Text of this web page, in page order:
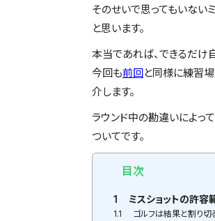
そのせいで思ってもいない
と思います。
本当であれば、できるだけ
今回も前回と同様に練習
介します。
ラウンド中の勘違いによっ
ついてです。
目次
1 ミスショットの許容
1.1
ゴルフは結果と割り切